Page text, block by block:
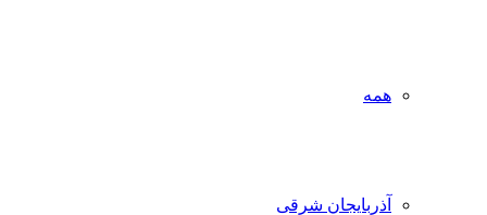
همه
آذربایجان شرقی